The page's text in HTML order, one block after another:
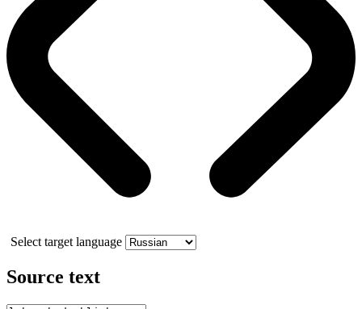
Select target language
Source text